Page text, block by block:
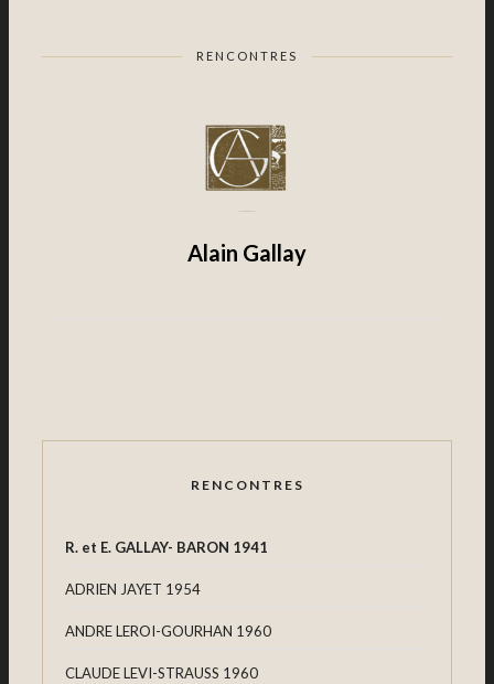
RENCONTRES
Alain Gallay
RENCONTRES
R. et E. GALLAY- BARON 1941
ADRIEN JAYET 1954
ANDRE LEROI-GOURHAN 1960
CLAUDE LEVI-STRAUSS 1960